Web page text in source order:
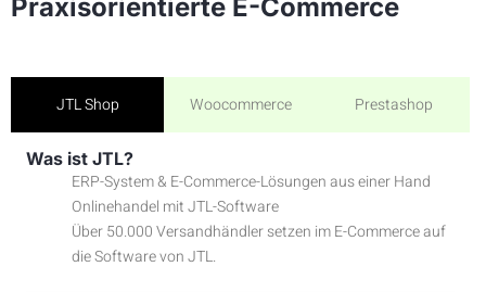
Praxisorientierte E-Commerce
JTL Shop Woocommerce Prestashop
Was ist JTL?
ERP-System & E-Commerce-Lösungen aus einer Hand
Onlinehandel mit JTL-Software
Über 50.000 Versandhändler setzen im E-Commerce auf
die Software von JTL.